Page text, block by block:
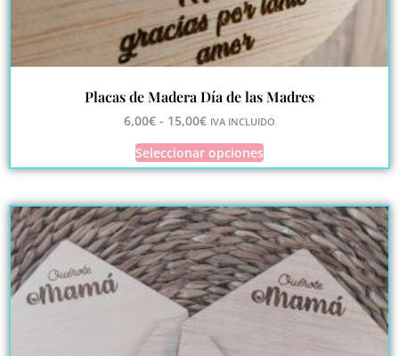
Placas de Madera Día de las Madres
6,00€ - 15,00€ IVA INCLUIDO
Seleccionar opciones